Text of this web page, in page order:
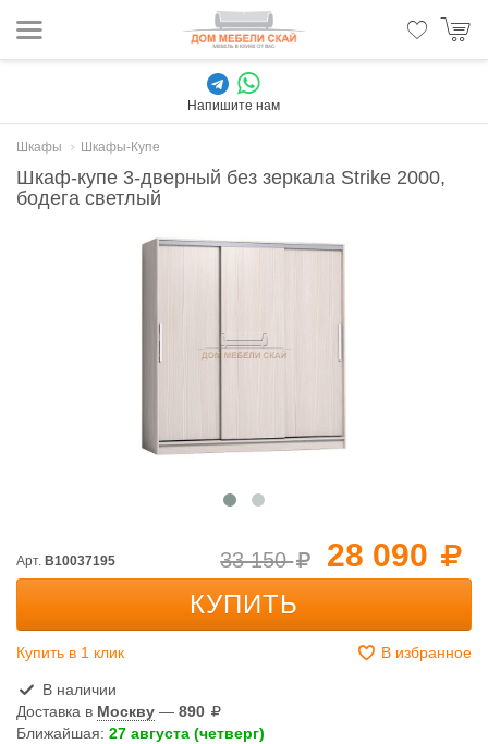
Напишите нам
Шкафы Шкафы-Купе
Шкаф-купе 3-дверный без зеркала Strike 2000,
бодега светлый
28 090
33 150
Арт. B10037195
КУПИТЬ
Купить в 1 клик В избранное
В наличии
Доставка в Москву — 890
Ближайшая: 27 августа (четверг)